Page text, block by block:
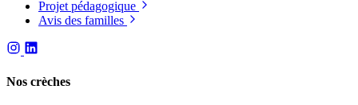
Projet pédagogique
Avis des familles
Nos crèches